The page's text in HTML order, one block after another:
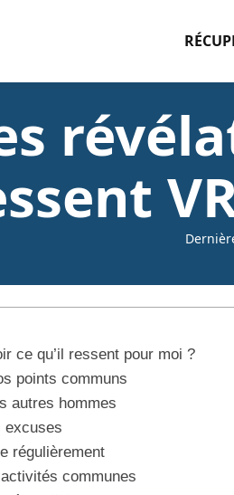
ce qu’il ressent pour moi ?
points communs
autres hommes
excuses
régulièrement
communes